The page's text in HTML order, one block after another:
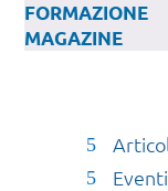
FORMAZIONE
MAGAZINE
Eventi